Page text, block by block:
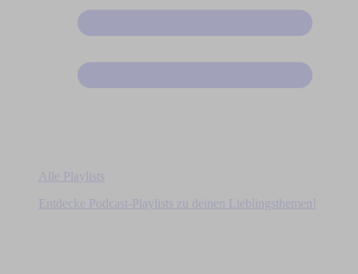
Alle Playlists
Entdecke Podcast-Playlists zu deinen Lieblingsthemen!